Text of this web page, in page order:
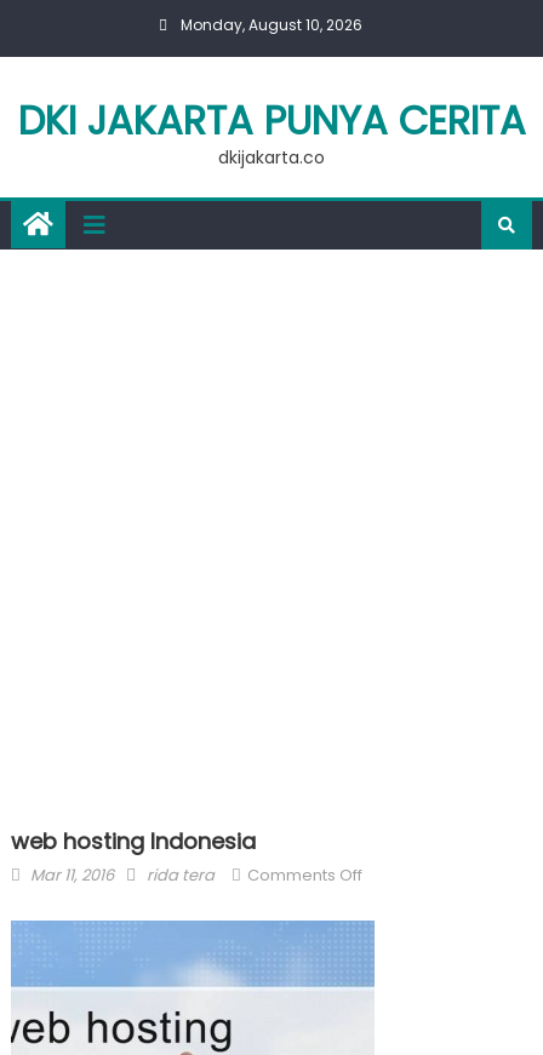
Monday, August 10, 2026
DKI JAKARTA PUNYA CERITA
dkijakarta.co
web hosting Indonesia
Posted
Mar 11, 2016 Author
rida tera Comments Offon
hosting